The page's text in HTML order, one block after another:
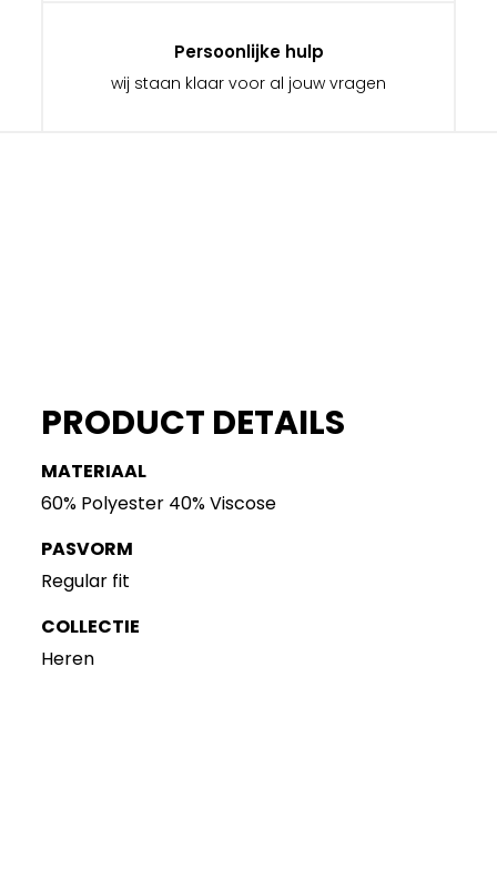
Persoonlijke hulp
wij staan klaar voor al jouw vragen
PRODUCT DETAILS
MATERIAAL
60% Polyester 40% Viscose
PASVORM
Regular fit
COLLECTIE
Heren